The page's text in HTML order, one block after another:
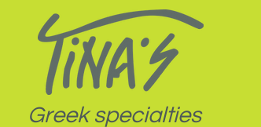
Greek specialties